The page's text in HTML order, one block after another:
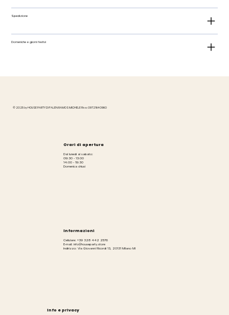
Spedizione
Domeniche e giorni festivi
© 2025 by HOUSE PARTY DI FALEN RAMOS MICHELE P.iva: 09721640960
Orari di apertura
Dal lunedì al sabato:
09:30 - 13:00
14:00 - 19:30
Domenica chiusi
Informazioni
Cellulare: +39 328 442 2576
E-mail: info@houseparty.store
Indirizzo: Via Giovanni Ricordi 13, 20131 Milano MI
Info e privacy